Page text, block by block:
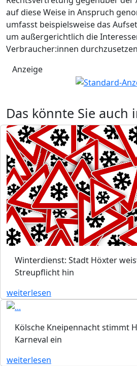
auf diese Weise in Anspruch
umfasst beispielsweise das
um außergerichtlich die
Verbraucher:innen
Anzeige
Das könnte Sie auch
Winterdienst: Stadt Höxter
Streupflicht hin
weiterlesen
Kölsche Kneipennacht stimmt
Karneval ein
weiterlesen